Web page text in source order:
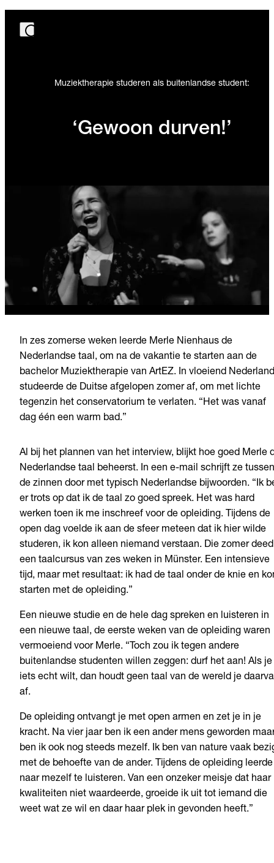
Muziektherapie studeren als buitenlandse student:
‘Gewoon durven!’
In zes zomerse weken leerde Merle Nienhaus de
Nederlandse taal, om na de vakantie te starten aan de
bachelor Muziektherapie van ArtEZ. In vloeiend
studeerde de Duitse afgelopen zomer af, om met lichte
tegenzin het conservatorium te verlaten. “Het was vanaf
dag één een warm bad.”
Al bij het plannen van het interview, blijkt hoe goed Merle
Nederlandse taal beheerst. In een e-mail schrijft ze tussen
de zinnen door met typisch Nederlandse bijwoorden. “Ik
er trots op dat ik de taal zo goed spreek. Het was hard
werken toen ik me inschreef voor de opleiding. Tijdens de
open dag voelde ik aan de sfeer meteen dat ik hier wilde
studeren, ik kon alleen niemand verstaan. Die zomer
een taalcursus van zes weken in Münster. Een intensieve
tijd, maar met resultaat: ik had de taal onder de knie en
starten met de opleiding.”
Een nieuwe studie en de hele dag spreken en luisteren in
een nieuwe taal, de eerste weken van de opleiding waren
vermoeiend voor Merle. “Toch zou ik tegen andere
buitenlandse studenten willen zeggen: durf het aan! Als je
iets echt wilt, dan houdt geen taal van de wereld je
af.
De opleiding ontvangt je met open armen en zet je in je
kracht. Na vier jaar ben ik een ander mens geworden
ben ik ook nog steeds mezelf. Ik ben van nature vaak
met de behoefte van de ander. Tijdens de opleiding
naar mezelf te luisteren. Van een onzeker meisje dat haar
kwaliteiten niet waardeerde, groeide ik uit tot iemand die
weet wat ze wil en daar haar plek in gevonden heeft.”